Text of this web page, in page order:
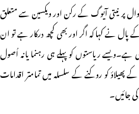
پر نیتی آیوگ کے رکن اور ویکسین سے متعلق
نے کہا کہ اگر اور بھی کچھ درکار ہے تو ان
ہے۔ویسے ریاستوں کو پہلے ہی رہنما یانہ اُصول
کو روکنے کے سلسلہ میں تمامتر اقدامات
جائیں۔